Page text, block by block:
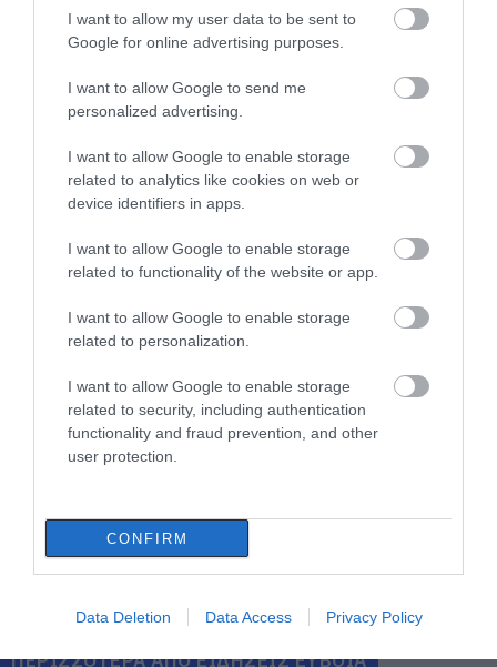
I want to allow my user data to be sent to
Google for online advertising purposes.
I want to allow Google to send me
personalized advertising.
I want to allow Google to enable storage
related to analytics like cookies on web or
device identifiers in apps.
I want to allow Google to enable storage
related to functionality of the website or app.
I want to allow Google to enable storage
related to personalization.
I want to allow Google to enable storage
related to security, including authentication
functionality and fraud prevention, and other
user protection.
CONFIRM
Data Deletion Data Access Privacy Policy
Αύγουστος στην Εύβοια: Τι θα
γίνει αύριο στα σοκάκια αυτού
χωριού
10.08.2026 | 11:20
συνάντησης των γεύσεων της
Στερεάς Ελλάδας
10.08.2026 | 11:00
Χαλκίδα: Γιατί φωτίστηκε στα
μωβ- ροζ το δημαρχείο στην
10.08.2026 | 10:40
Ωρεούς Ευβοίας
10.08.2026 | 10:20
ψυκτικού υγρού φρέον (εικόνες)
Βόρεια Εύβοια
Όλες οι τελευταίες ειδήσεις
ΠΕΡΙΣΣΟΤΕΡΑ ΑΠΟ ΕΙΔΗΣΕΙΣ ΕΥΒΟΙΑ